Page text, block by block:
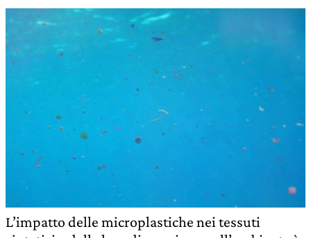
L’impatto delle microplastiche nei tessuti